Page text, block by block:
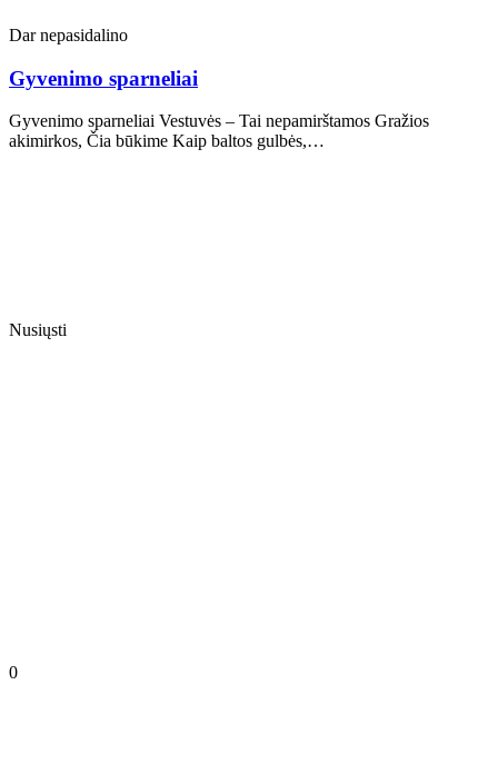
Dar nepasidalino
Gyvenimo sparneliai
Gyvenimo sparneliai Vestuvės – Tai nepamirštamos Gražios
akimirkos, Čia būkime Kaip baltos gulbės,…
Nusiųsti
0